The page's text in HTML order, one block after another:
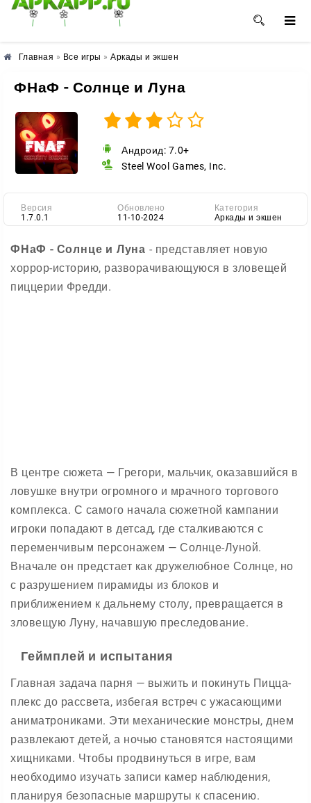
🌸 🌼 🌺
Главная » Все игры » Аркады и экшен
ФНаФ - Солнце и Луна
Андроид: 7.0+
Steel Wool Games, Inc.
Версия
1.7.0.1
Обновлено
11-10-2024
Категория
Аркады и экшен
ФНаФ - Солнце и Луна - представляет новую
хоррор-историю, разворачивающуюся в зловещей
пиццерии Фредди.
В центре сюжета — Грегори, мальчик, оказавшийся в
ловушке внутри огромного и мрачного торгового
комплекса. С самого начала сюжетной кампании
игроки попадают в детсад, где сталкиваются с
переменчивым персонажем — Солнце-Луной.
Вначале он предстает как дружелюбное Солнце, но
с разрушением пирамиды из блоков и
приближением к дальнему столу, превращается в
зловещую Луну, начавшую преследование.
Геймплей и испытания
Главная задача парня — выжить и покинуть Пицца-
плекс до рассвета, избегая встреч с ужасающими
аниматрониками. Эти механические монстры, днем
развлекают детей, а ночью становятся настоящими
хищниками. Чтобы продвинуться в игре, вам
необходимо изучать записи камер наблюдения,
планируя безопасные маршруты к спасению.